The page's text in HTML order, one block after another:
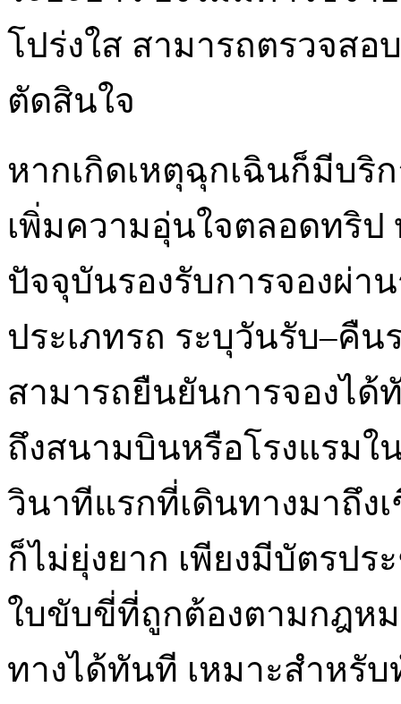
โปร่งใส สามารถตรวจส
ตัดสินใจ
หากเกิดเหตุฉุกเฉินก็มีบริ
เพิ่มความอุ่นใจตลอดทริป
ปัจจุบันรองรับการจองผ่า
ประเภทรถ ระบุวันรับ–คื
สามารถยืนยันการจองได้
ถึงสนามบินหรือโรงแรมใ
วินาทีแรกที่เดินทางมาถึง
ก็ไม่ยุ่งยาก เพียงมีบัตรป
ใบขับขี่ที่ถูกต้องตามกฎห
ทางได้ทันที เหมาะสำหรั